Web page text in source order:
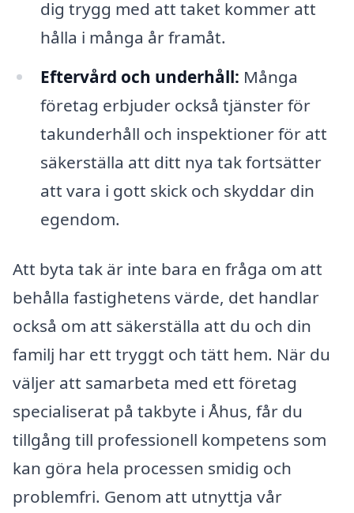
dig trygg med att taket kommer att
hålla i många år framåt.
Eftervård och underhåll: Många
företag erbjuder också tjänster för
takunderhåll och inspektioner för att
säkerställa att ditt nya tak fortsätter
att vara i gott skick och skyddar din
egendom.
Att byta tak är inte bara en fråga om att
behålla fastighetens värde, det handlar
också om att säkerställa att du och din
familj har ett tryggt och tätt hem. När du
väljer att samarbeta med ett företag
specialiserat på takbyte i Åhus, får du
tillgång till professionell kompetens som
kan göra hela processen smidig och
problemfri. Genom att utnyttja vår